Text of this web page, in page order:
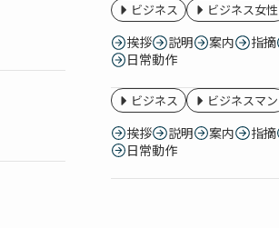
ビジネス ビジネス女性
挨拶 説明 案内 指摘
日常動作
ビジネス ビジネスマン
挨拶 説明 案内 指摘
日常動作